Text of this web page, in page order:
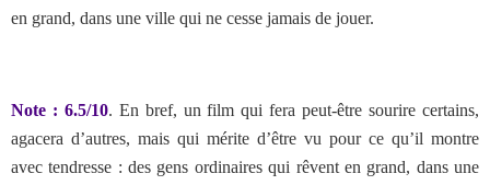
en grand, dans une ville qui ne cesse jamais de jouer.
Note : 6.5/10. En bref, un film qui fera peut-être sourire certains,
agacera d’autres, mais qui mérite d’être vu pour ce qu’il montre
avec tendresse : des gens ordinaires qui rêvent en grand, dans une